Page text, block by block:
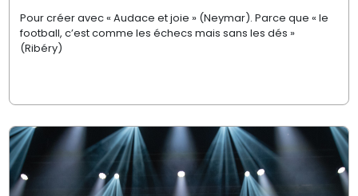
Pour créer avec « Audace et joie » (Neymar). Parce que « le
football, c’est comme les échecs mais sans les dés »
(Ribéry)